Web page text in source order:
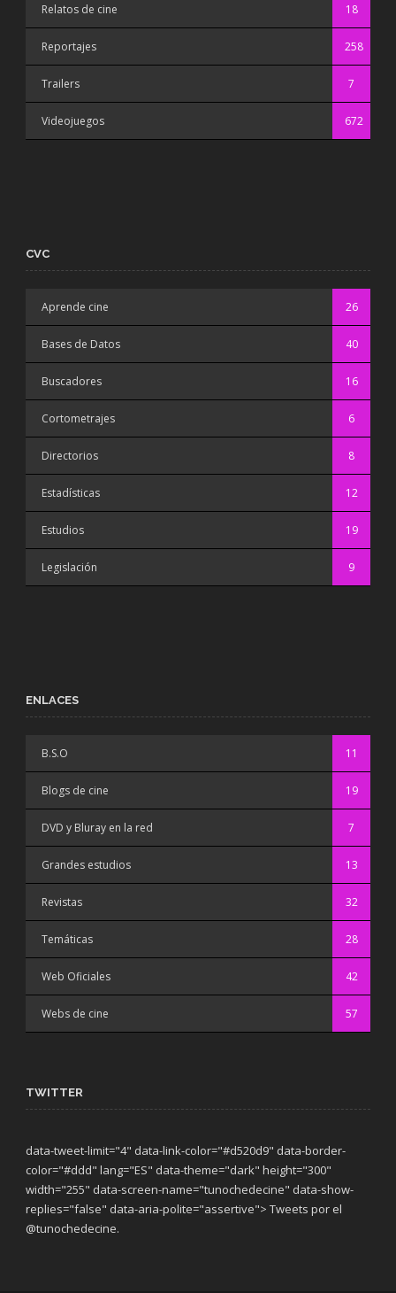
Relatos de cine 18
Reportajes 258
Trailers 7
Videojuegos 672
CVC
Aprende cine 26
Bases de Datos 40
Buscadores 16
Cortometrajes 6
Directorios 8
Estadísticas 12
Estudios 19
Legislación 9
ENLACES
B.S.O 11
Blogs de cine 19
DVD y Bluray en la red 7
Grandes estudios 13
Revistas 32
Temáticas 28
Web Oficiales 42
Webs de cine 57
TWITTER
data-tweet-limit="4" data-link-color="#d520d9" data-border-
color="#ddd" lang="ES" data-theme="dark" height="300"
width="255" data-screen-name="tunochedecine" data-show-
replies="false" data-aria-polite="assertive"> Tweets por el
@tunochedecine.